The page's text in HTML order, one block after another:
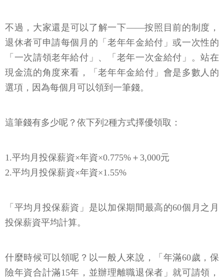
不過，大家還是可以了解一下——按照目前的制度，
退休者可申請每個月的「老年年金給付」或一次性的
「一次請領老年給付」、「老年一次金給付」。站在
現金流的角度來看，「老年年金給付」會是多數人的
選項，因為每個月可以領到一筆錢。
這筆錢有多少呢？依下列2種方式擇優領取：
1.平均月投保薪資×年資×0.775%＋3,000元
2.平均月投保薪資×年資×1.55%
「平均月投保薪資」是以加保期間最高的60個月之月
投保薪資平均計算。
什麼時候可以領呢？以一般人來說，「年滿60歲，保
險年資合計滿15年，並辦理離職退保者」就可請領，